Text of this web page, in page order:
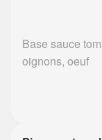
Base sauce
oignons, oeuf